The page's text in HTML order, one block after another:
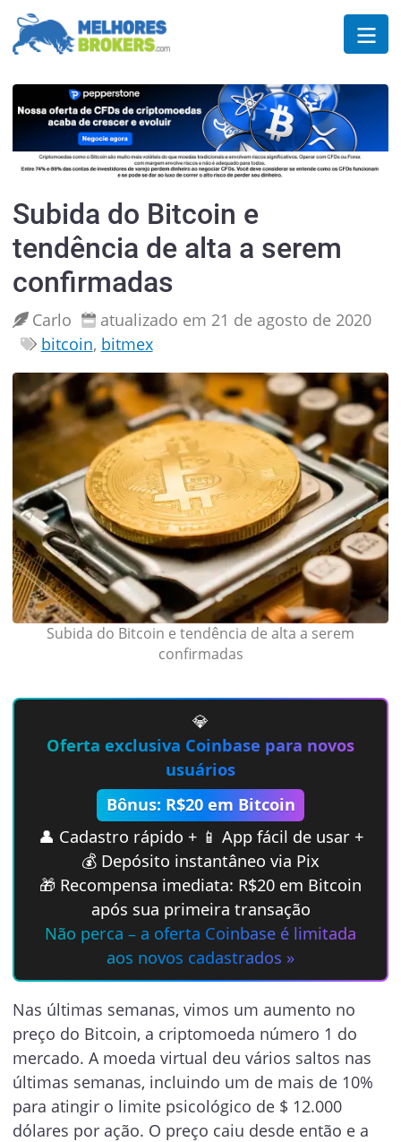
Subida do Bitcoin e
tendência de alta a serem
confirmadas
Carlo
atualizado em 21 de agosto de 2020
bitcoin, bitmex
Subida do Bitcoin e tendência de alta a serem
confirmadas
💎
Oferta exclusiva Coinbase para novos
usuários
Bônus: R$20 em Bitcoin
👤 Cadastro rápido + 📱 App fácil de usar +
💰 Depósito instantâneo via Pix
🎁 Recompensa imediata: R$20 em Bitcoin
após sua primeira transação
Não perca – a oferta Coinbase é limitada
aos novos cadastrados »
Nas últimas semanas, vimos um aumento no
preço do Bitcoin, a criptomoeda número 1 do
mercado. A moeda virtual deu vários saltos nas
últimas semanas, incluindo um de mais de 10%
para atingir o limite psicológico de $ 12.000
dólares por ação. O preço caiu desde então e a